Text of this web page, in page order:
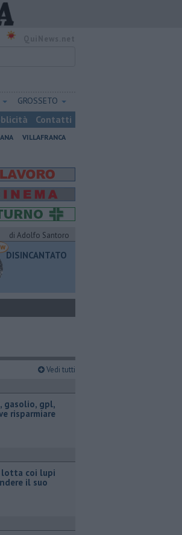
GROSSETO
Contatti
VILLAFRANCA
di Adolfo Santoro
DISINCANTATO
Vedi tutti
gasolio, gpl,
risparmiare
lotta coi lupi
il suo